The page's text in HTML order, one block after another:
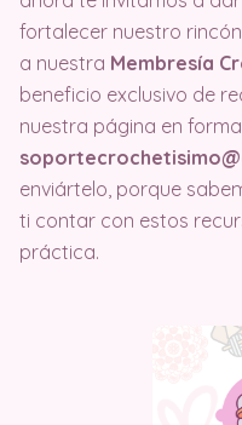
fortalecer nuestro
a nuestra Membresía
beneficio exclusivo de
nuestra página en
enviártelo, porque
ti contar con estos
práctica.